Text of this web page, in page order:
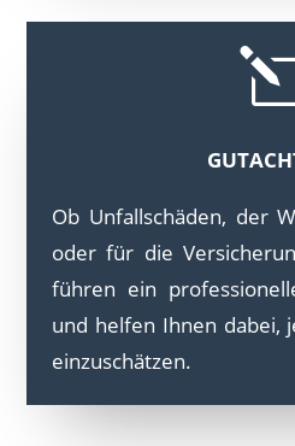
Ob Unfallschäden, der
oder für die
führen ein
und helfen Ihnen dabei,
einzuschätzen.